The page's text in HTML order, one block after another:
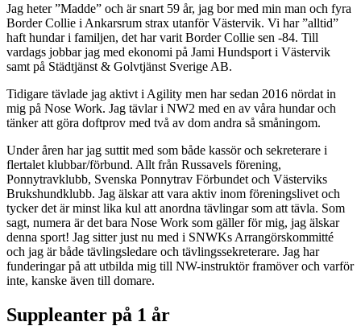
Jag heter ”Madde” och är snart 59 år, jag bor med min man och fyra
Border Collie i Ankarsrum strax utanför Västervik. Vi har ”alltid”
haft hundar i familjen, det har varit Border Collie sen -84. Till
vardags jobbar jag med ekonomi på Jami Hundsport i Västervik
samt på Städtjänst & Golvtjänst Sverige AB.
Tidigare tävlade jag aktivt i Agility men har sedan 2016 nördat in
mig på Nose Work. Jag tävlar i NW2 med en av våra hundar och
tänker att göra doftprov med två av dom andra så småningom.
Under åren har jag suttit med som både kassör och sekreterare i
flertalet klubbar/förbund. Allt från Russavels förening,
Ponnytravklubb, Svenska Ponnytrav Förbundet och Västerviks
Brukshundklubb. Jag älskar att vara aktiv inom föreningslivet och
tycker det är minst lika kul att anordna tävlingar som att tävla. Som
sagt, numera är det bara Nose Work som gäller för mig, jag älskar
denna sport! Jag sitter just nu med i SNWKs Arrangörskommitté
och jag är både tävlingsledare och tävlingssekreterare. Jag har
funderingar på att utbilda mig till NW-instruktör framöver och varför
inte, kanske även till domare.
Suppleanter på 1 år